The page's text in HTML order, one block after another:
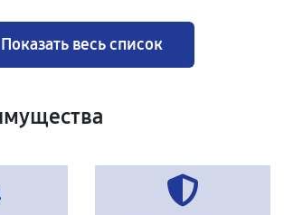
Показать весь список